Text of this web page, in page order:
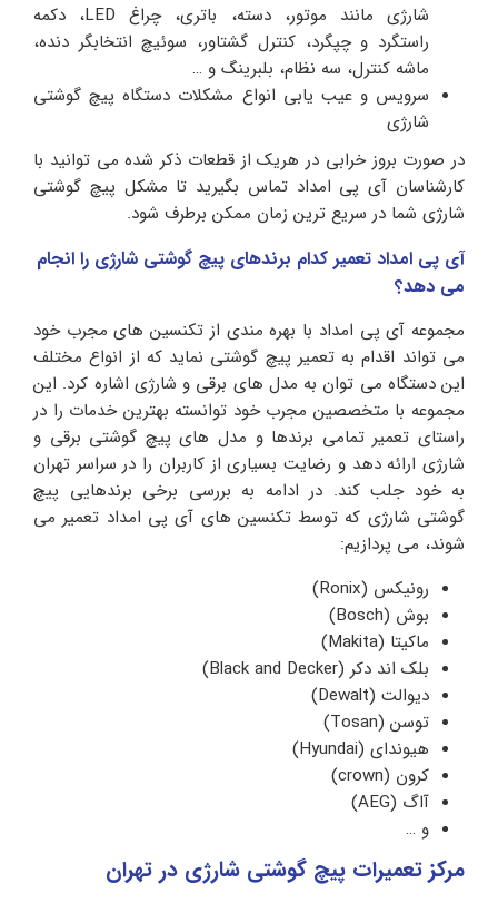
شارژی مانند موتور، دسته، باتری، چراغ LED، دکمه
راستگرد و چپگرد، کنترل گشتاور، سوئیچ انتخابگر دنده،
ماشه کنترل، سه نظام، بلبرینگ و …
سرویس و عیب یابی انواع مشکلات دستگاه پیچ گوشتی
شارژی
در صورت بروز خرابی در هریک از قطعات ذکر شده می توانید با
کارشناسان آی پی امداد تماس بگیرید تا مشکل پیچ گوشتی
شارژی شما در سریع ترین زمان ممکن برطرف شود.
آی پی امداد تعمیر کدام برندهای پیچ گوشتی شارژی را انجام
می دهد؟
مجموعه آی پی امداد با بهره مندی از تکنسین های مجرب خود
می تواند اقدام به تعمیر پیچ گوشتی نماید که از انواع مختلف
این دستگاه می توان به مدل های برقی و شارژی اشاره کرد. این
مجموعه با متخصصین مجرب خود توانسته بهترین خدمات را در
راستای تعمیر تمامی برندها و مدل های پیچ گوشتی برقی و
شارژی ارائه دهد و رضایت بسیاری از کاربران را در سراسر تهران
به خود جلب کند. در ادامه به بررسی برخی برندهایی پیچ
گوشتی شارژی که توسط تکنسین های آی پی امداد تعمیر می
شوند، می پردازیم:
رونیکس (Ronix)
بوش (Bosch)
ماکیتا (Makita)
بلک اند دکر (Black and Decker)
دیوالت (Dewalt)
توسن (Tosan)
هیوندای (Hyundai)
کرون (crown)
آاگ (AEG)
و …
مرکز تعمیرات پیچ گوشتی شارژی در تهران